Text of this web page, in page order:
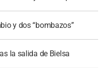
y dos “bombazos”
la salida de Bielsa